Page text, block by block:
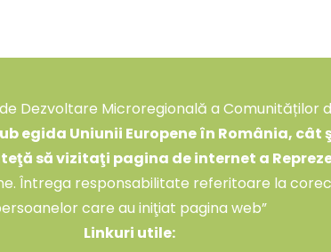
Dezvoltare Microregională a Comunităților
egida Uniunii Europene în România,
să vizitaţi pagina de internet a
Întrega responsabilitate referitoare la
care au iniţiat pagina web”
Linkuri utile: